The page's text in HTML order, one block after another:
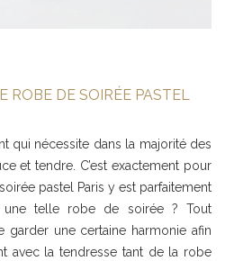
ROBE DE SOIRÉE PASTEL
qui nécessite dans la majorité des
et tendre. C’est exactement pour
pastel Paris y est parfaitement
une telle robe de soirée ? Tout
garder une certaine harmonie afin
avec la tendresse tant de la robe